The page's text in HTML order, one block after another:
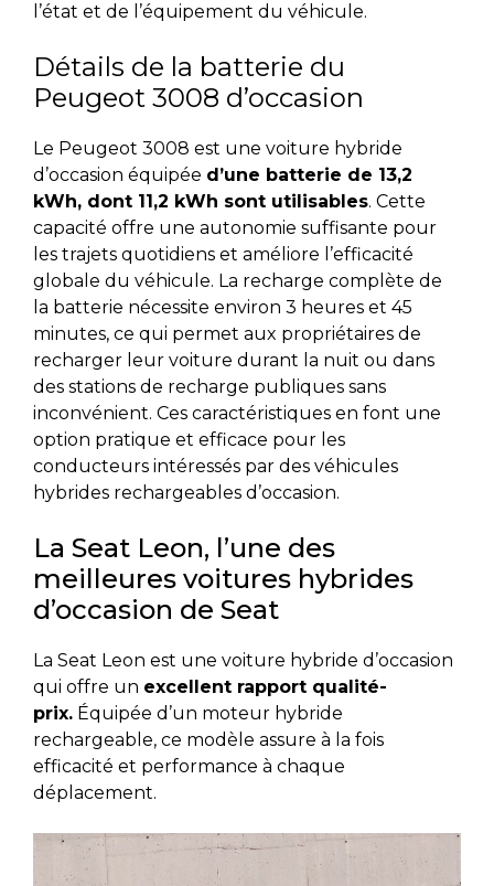
l’état et de l’équipement du véhicule.
Détails de la batterie du
Peugeot 3008 d’occasion
Le Peugeot 3008 est une voiture hybride
d’occasion équipée d’une batterie de 13,2
kWh, dont 11,2 kWh sont utilisables. Cette
capacité offre une autonomie suffisante pour
les trajets quotidiens et améliore l’efficacité
globale du véhicule. La recharge complète de
la batterie nécessite environ 3 heures et 45
minutes, ce qui permet aux propriétaires de
recharger leur voiture durant la nuit ou dans
des stations de recharge publiques sans
inconvénient. Ces caractéristiques en font une
option pratique et efficace pour les
conducteurs intéressés par des véhicules
hybrides rechargeables d’occasion.
La Seat Leon, l’une des
meilleures voitures hybrides
d’occasion de Seat
La Seat Leon est une voiture hybride d’occasion
qui offre un excellent rapport qualité-
prix. Équipée d’un moteur hybride
rechargeable, ce modèle assure à la fois
efficacité et performance à chaque
déplacement.